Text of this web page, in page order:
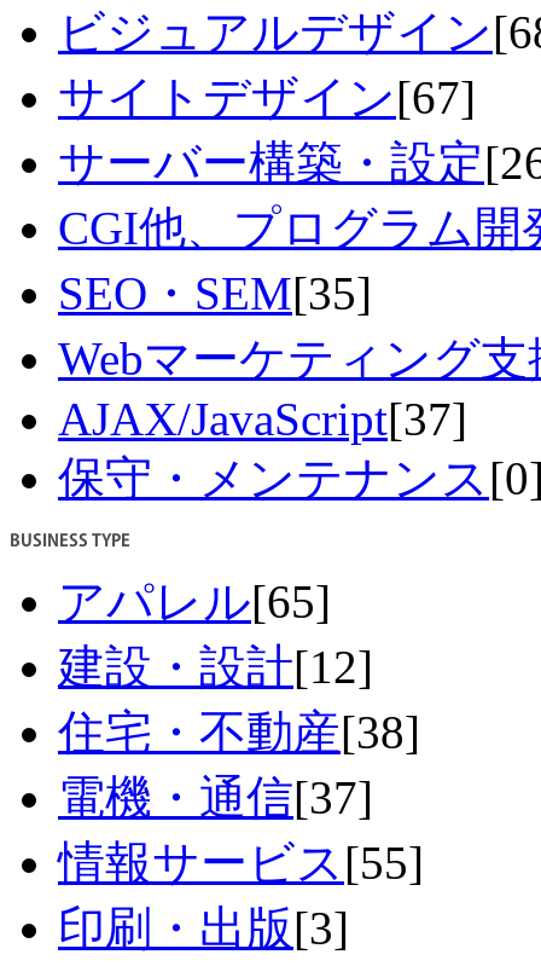
ビジュアルデザイン
サイトデザイン[67]
サーバー構築・設定
CGI他、プログラム開
SEO・SEM[35]
Webマーケティング支
AJAX/JavaScript[37]
保守・メンテナンス
アパレル[65]
建設・設計[12]
住宅・不動産[38]
電機・通信[37]
情報サービス[55]
印刷・出版[3]